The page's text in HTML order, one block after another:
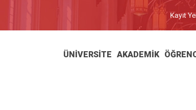
Kayıt
ÜNIVERSITE AKADEMIK